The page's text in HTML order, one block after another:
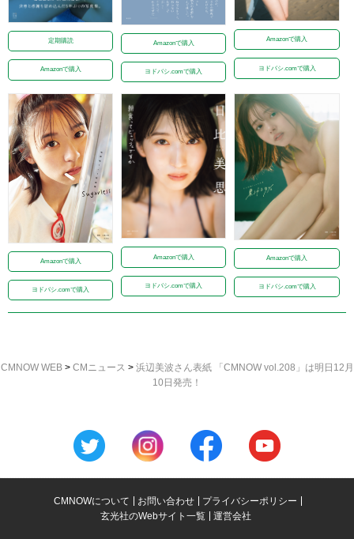
定期購読
Amazonで購入
Amazonで購入
ヨドバシ.comで購入
Amazonで購入
ヨドバシ.comで購入
Amazonで購入
ヨドバシ.comで購入
Amazonで購入
ヨドバシ.comで購入
Amazonで購入
ヨドバシ.comで購入
CMNOW WEB> CMニュース > 浜辺美波さん表紙 「CMNOW vol.208」は明日12月
10日発売！
CMNOWについて お問い合わせ
プライバシーポリシー
玄光社のWebサイト一覧
運営会社